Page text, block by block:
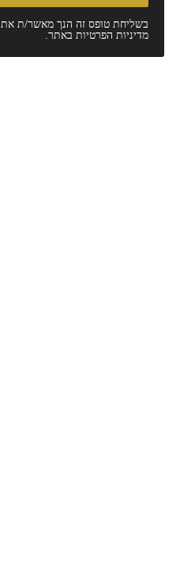
בשליחת טופס זה הנך מאשר/ת את
מדיניות הפרטיותבאתר.